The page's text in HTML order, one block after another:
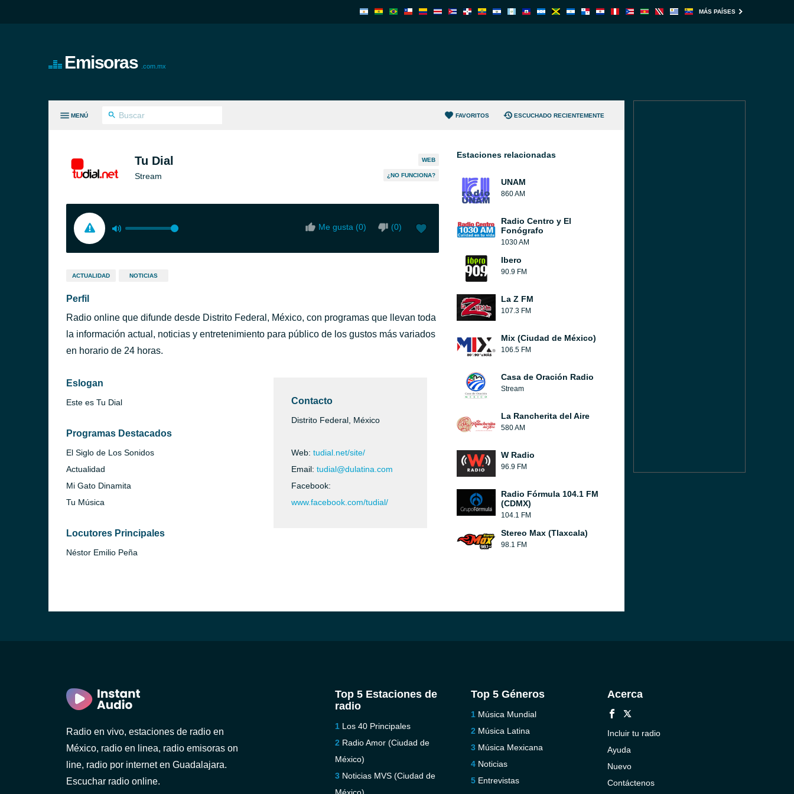
MÁS PAÍSES
Emisoras .com.mx
MENÚ FAVORITOS ESCUCHADO RECIENTEMENTE
Tu Dial
Stream
WEB
¿NO FUNCIONA?
Me gusta (0) (0)
ACTUALIDAD NOTICIAS
Perfil
Radio online que difunde desde Distrito Federal, México, con programas que llevan toda
la información actual, noticias y entretenimiento para público de los gustos más variados
en horario de 24 horas.
Eslogan
Este es Tu Dial
Programas Destacados
El Siglo de Los Sonidos
Actualidad
Mi Gato Dinamita
Tu Música
Locutores Principales
Néstor Emilio Peña
Contacto
Distrito Federal, México
Web: tudial.net/site/
Email: tudial@dulatina.com
Facebook:
www.facebook.com/tudial/
Estaciones relacionadas
UNAM
860 AM
Radio Centro y El
Fonógrafo
1030 AM
Ibero
90.9 FM
La Z FM
107.3 FM
Mix (Ciudad de México)
106.5 FM
Casa de Oración Radio
Stream
La Rancherita del Aire
580 AM
W Radio
96.9 FM
Radio Fórmula 104.1 FM
(CDMX)
104.1 FM
Stereo Max (Tlaxcala)
98.1 FM
Radio en vivo, estaciones de radio en
México, radio en linea, radio emisoras on
line, radio por internet en Guadalajara.
Escuchar radio online.
Top 5 Estaciones de
radio
Los 40 Principales
Radio Amor (Ciudad de
México)
Noticias MVS (Ciudad de
Top 5 Géneros
Música Mundial
Música Latina
Música Mexicana
Noticias
Entrevistas
Acerca
Incluir tu radio
Ayuda
Nuevo
Contáctenos